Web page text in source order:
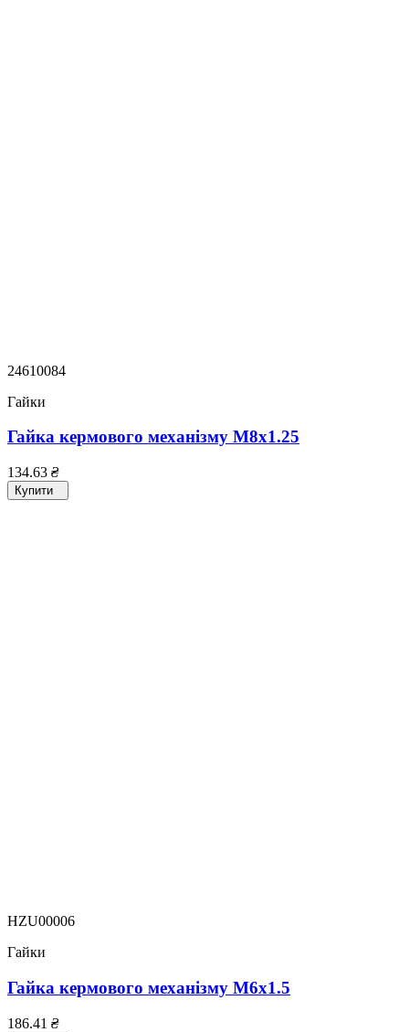
24610084
Гайки
Гайка кермового механізму M8x1.25
134.63 ₴
Купити
HZU00006
Гайки
Гайка кермового механізму M6x1.5
186.41 ₴